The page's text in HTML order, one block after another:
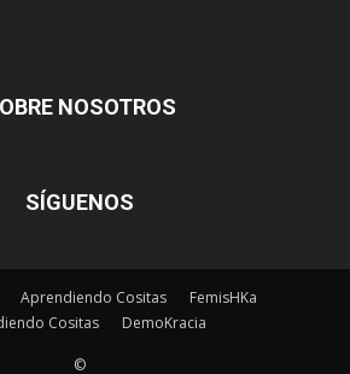
NOSOTROS
SÍGUENOS
Aprendiendo Cositas
FemisHKa
Cositas
DemoKracia
©